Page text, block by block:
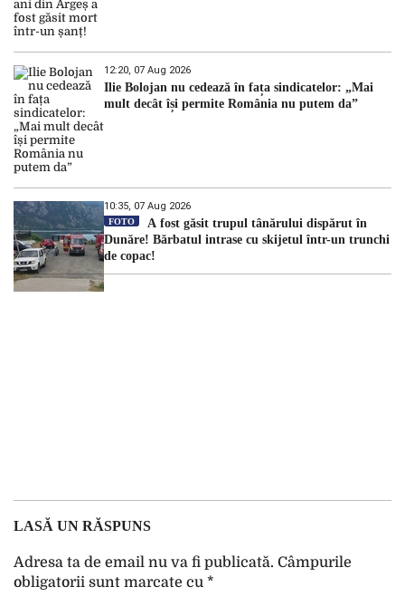
12:20, 07 Aug 2026
Ilie Bolojan nu cedează în fața sindicatelor: „Mai
mult decât își permite România nu putem da”
10:35, 07 Aug 2026
FOTO
A fost găsit trupul tânărului dispărut în
Dunăre! Bărbatul intrase cu skijetul într-un trunchi
de copac!
LASĂ UN RĂSPUNS
Adresa ta de email nu va fi publicată. Câmpurile
obligatorii sunt marcate cu *